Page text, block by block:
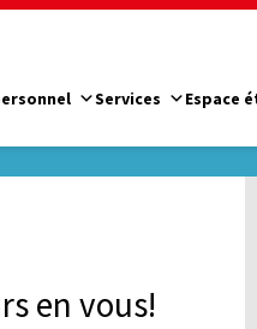
Services Espace
en vous!